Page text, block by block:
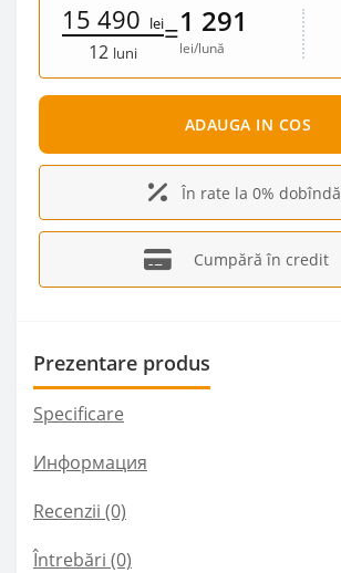
15 490 lei
12 luni
=1 291
lei/lună
ADAUGA IN COS
În rate la 0% dobîndă
Cumpără în credit
Prezentare produs
Specificare
Информация
Recenzii (0)
Întrebări (0)